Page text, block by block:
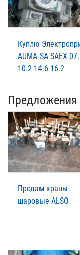
Куплю
AUMA SA SAEX
10.2 14.6 16.2
Предложения
Продам краны
шаровые ALSO